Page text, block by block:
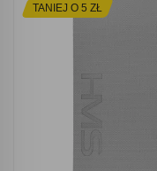
TANIEJ O 5 ZŁ